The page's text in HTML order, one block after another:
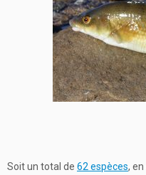
Soit un total de 62 espèces,